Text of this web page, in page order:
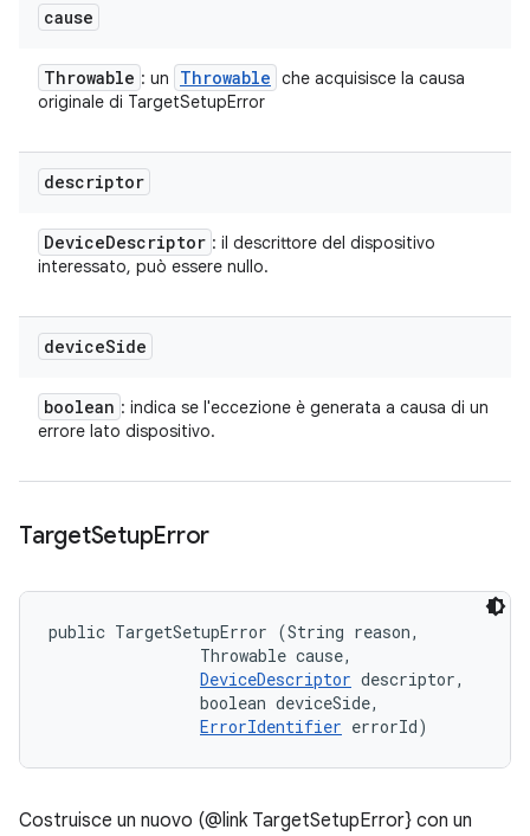
cause
Throwable : un Throwable che acquisisce la causa
originale di TargetSetupError
descriptor
DeviceDescriptor : il descrittore del dispositivo
interessato, può essere nullo.
deviceSide
boolean : indica se l'eccezione è generata a causa di un
errore lato dispositivo.
TargetSetupError
public TargetSetupError (String reason,
                Throwable cause,
DeviceDescriptor descriptor,
                boolean deviceSide,
ErrorIdentifier errorId)
Costruisce un nuovo (@link TargetSetupError} con un